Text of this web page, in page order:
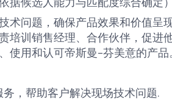
术问题，确保产品效果和价值呈
培训销售经理、合作伙伴，促进
使用和认可帝斯曼-芬美意的产品。
，帮助客户解决现场技术问题.